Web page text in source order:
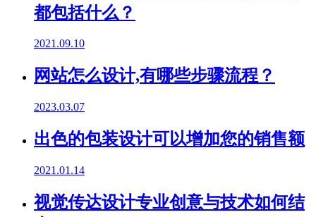
都包括什么？
2021.09.10
网站怎么设计,有哪些步骤流程？
2023.03.07
出色的包装设计可以增加您的销售额
2021.01.14
视觉传达设计专业创意与技术如何结